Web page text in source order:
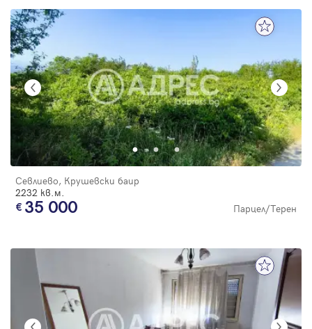
Севлиево, Крушевски баир
2232 кв.м.
35 000 Парцел/Терен